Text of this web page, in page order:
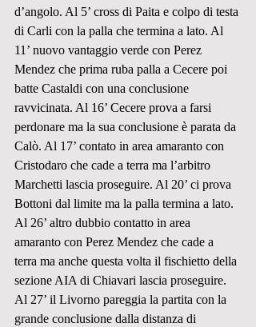
d’angolo. Al 5’ cross di Paita e colpo di testa
di Carli con la palla che termina a lato. Al
11’ nuovo vantaggio verde con Perez
Mendez che prima ruba palla a Cecere poi
batte Castaldi con una conclusione
ravvicinata. Al 16’ Cecere prova a farsi
perdonare ma la sua conclusione è parata da
Calò. Al 17’ contato in area amaranto con
Cristodaro che cade a terra ma l’arbitro
Marchetti lascia proseguire. Al 20’ ci prova
Bottoni dal limite ma la palla termina a lato.
Al 26’ altro dubbio contatto in area
amaranto con Perez Mendez che cade a
terra ma anche questa volta il fischietto della
sezione AIA di Chiavari lascia proseguire.
Al 27’ il Livorno pareggia la partita con la
grande conclusione dalla distanza di